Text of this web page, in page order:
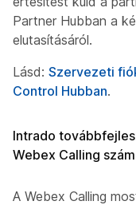
Partner Hubban a
elutasításáról.
Lásd: Szervezeti
Control Hubban.
Intrado
Webex Calling
A Webex Calling